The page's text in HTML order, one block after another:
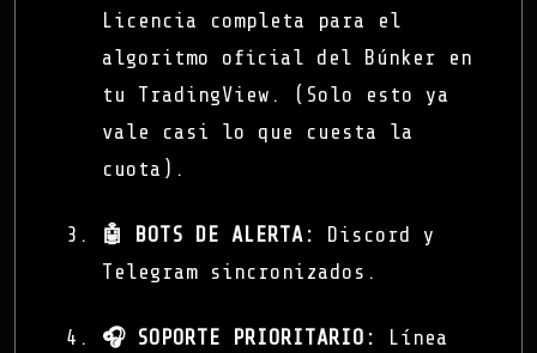
Licencia completa para el
algoritmo oficial del Búnker en
tu TradingView. (Solo esto ya
vale casi lo que cuesta la
cuota).
🤖 BOTS DE ALERTA:
Discord y
Telegram sincronizados.
🎧 SOPORTE PRIORITARIO: Línea